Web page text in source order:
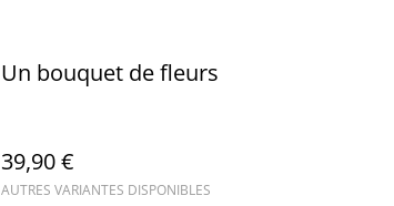
Un bouquet de fleurs
39,90 €
AUTRES VARIANTES DISPONIBLES